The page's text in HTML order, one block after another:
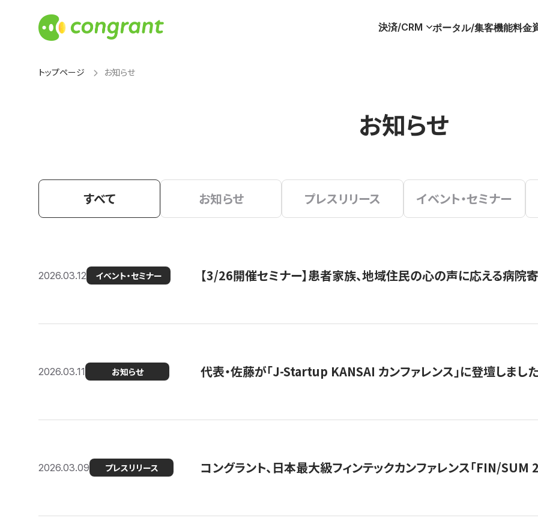
決済/CRM ポータル/集客機能料金
トップページ お知らせ
お知らせ
すべて お知らせ プレスリリース イベント・セミナー
2026.03.12 イベント・セミナー 【3/26開催セミナー】患者家族、地域住民の心の声に応える病院
2026.03.11 お知らせ 代表・佐藤が「J-Startup KANSAI カンファレンス」に登壇しまし
2026.03.09 プレスリリース コングラント、日本最大級フィンテックカンファレンス「FIN/